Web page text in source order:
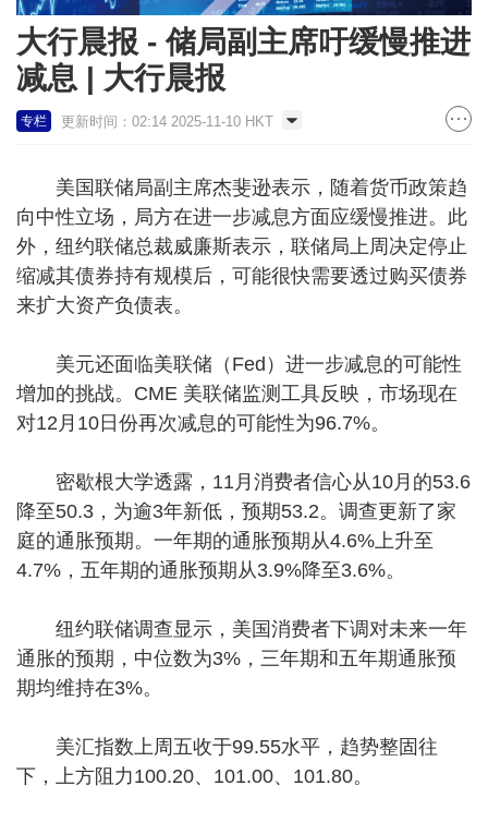
大行晨报 - 储局副主席吁缓慢推进
减息 | 大行晨报
专栏 更新时间：02:14 2025-11-10 HKT
美国联储局副主席杰斐逊表示，随着货币政策趋
向中性立场，局方在进一步减息方面应缓慢推进。此
外，纽约联储总裁威廉斯表示，联储局上周决定停止
缩减其债券持有规模后，可能很快需要透过购买债券
来扩大资产负债表。
美元还面临美联储（Fed）进一步减息的可能性
增加的挑战。CME 美联储监测工具反映，市场现在
对12月10日份再次减息的可能性为96.7%。
密歇根大学透露，11月消费者信心从10月的53.6
降至50.3，为逾3年新低，预期53.2。调查更新了家
庭的通胀预期。一年期的通胀预期从4.6%上升至
4.7%，五年期的通胀预期从3.9%降至3.6%。
纽约联储调查显示，美国消费者下调对未来一年
通胀的预期，中位数为3%，三年期和五年期通胀预
期均维持在3%。
美汇指数上周五收于99.55水平，趋势整固往
下，上方阻力100.20、101.00、101.80。